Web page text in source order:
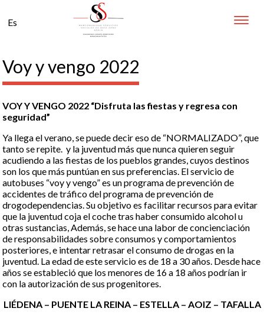
Es
Toggle
Voy y vengo 2022
VOY Y VENGO 2022 “Disfruta las fiestas y regresa con
seguridad”
Ya llega el verano, se puede decir eso de “NORMALIZADO”, que
tanto se repite. y la juventud más que nunca quieren seguir
acudiendo a las fiestas de los pueblos grandes, cuyos destinos
son los que más puntúan en sus preferencias. El servicio de
autobuses “voy y vengo” es un programa de prevención de
accidentes de tráfico del programa de prevención de
drogodependencias. Su objetivo es facilitar recursos para evitar
que la juventud coja el coche tras haber consumido alcohol u
otras sustancias, Además, se hace una labor de concienciación
de responsabilidades sobre consumos y comportamientos
posteriores, e intentar retrasar el consumo de drogas en la
juventud. La edad de este servicio es de 18 a 30 años. Desde hace
años se estableció que los menores de 16 a 18 años podrían ir
con la autorización de sus progenitores.
LIÉDENA – PUENTE LA REINA – ESTELLA – AOIZ – TAFALLA